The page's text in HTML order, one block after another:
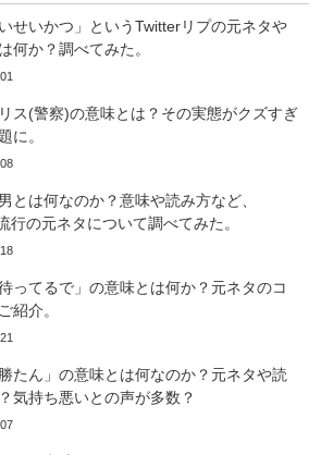
いせいかつ」というTwitterリプの元ネタや
何か？調べてみた。
ス(警察)の意味とは？その実態がクズすぎ
に。
とは何なのか？意味や読み方など、
行の元ネタについて調べてみた。
待ってるで」の意味とは何か？元ネタのコ
紹介。
勝たん」の意味とは何なのか？元ネタや読
気持ち悪いとの声が多数？